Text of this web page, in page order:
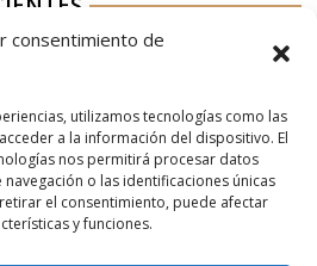
consentimiento de
utilizamos tecnologías como las
a la información del dispositivo. El
nos permitirá procesar datos
o las identificaciones únicas
el consentimiento, puede afectar
y funciones.
Rojo
Rojo
Rojo
Rojo